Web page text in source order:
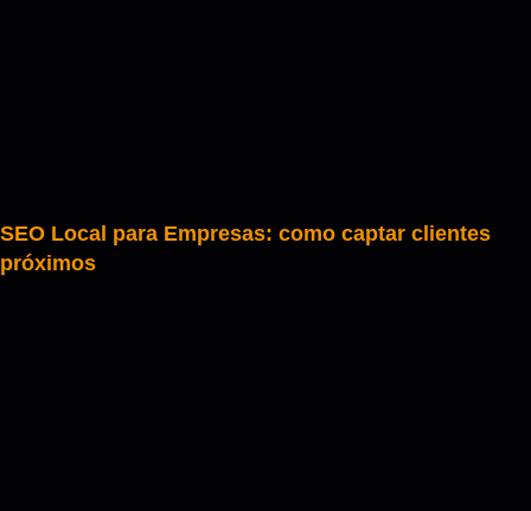
SEO Local para Empresas: como captar clientes
próximos